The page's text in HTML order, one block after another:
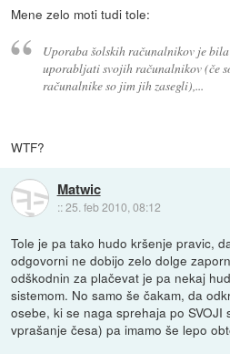
Mene zelo moti tudi tole:
Uporaba šolskih računalnikov je
uporabljati svojih računalnikov (če
računalnike so jim jih zasegli),...
WTF?
Matwic
::25. feb 2010, 08:12
Tole je pa tako hudo kršenje pravic,
odgovorni ne dobijo zelo dolge
odškodnin za plačevat je pa nekaj
sistemom. No samo še čakam, da
osebe, ki se naga sprehaja po SVOJI
vprašanje česa) pa imamo še lepo